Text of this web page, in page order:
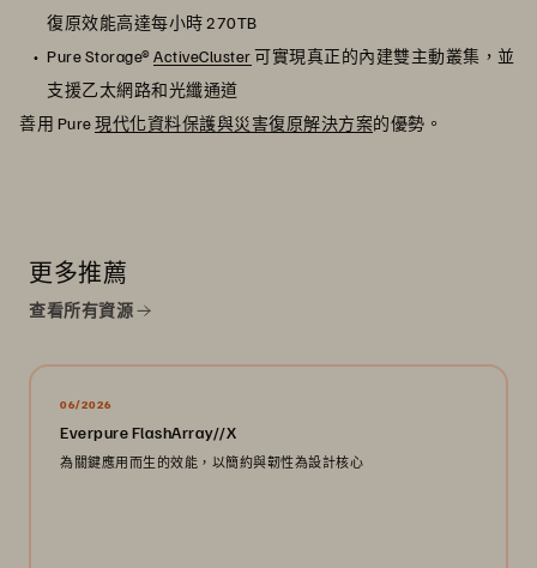
復原效能高達每小時 270TB
Pure Storage® ActiveCluster可實現真正的內建雙主動叢集，並
支援乙太網路和光纖通道
善用 Pure現代化資料保護與災害復原解決方案的優勢。
更多推薦
查看所有資源
06/2026
Everpure FlashArray//X
為關鍵應用而生的效能，以簡約與韌性為設計核心